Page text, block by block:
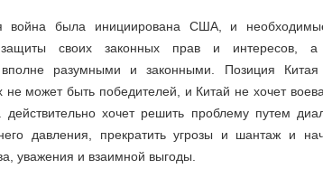
война была инициирована США, и
своих законных прав и интересов, а
вполне разумными и законными. Позиция
может быть победителей, и Китай не хочет
действительно хочет решить проблему путем
давления, прекратить угрозы и шантаж и
уважения и взаимной выгоды.